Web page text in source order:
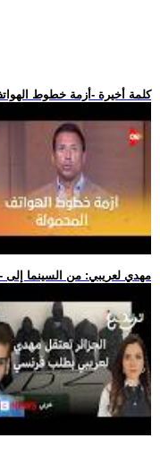
.. كلمة أخيرة -أزمة خطوط
.. مهدي لعريبي: من السينما